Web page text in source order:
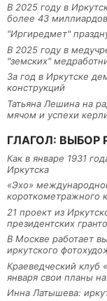
В 2025 году в
более 43
"Иргиредмет"
В 2025 году в
"земских"
За год в Иркутске
конструкций
Татьяна Лешина на
мячом и успехи
ГЛАГОЛ: ВЫБОР
Как в январе 1931
Иркутска
«Эхо»
короткометражного
21 проект из
президентских
В Москве работает
иркутского
Краеведческий клуб
января свои планы
Инна Латышева: